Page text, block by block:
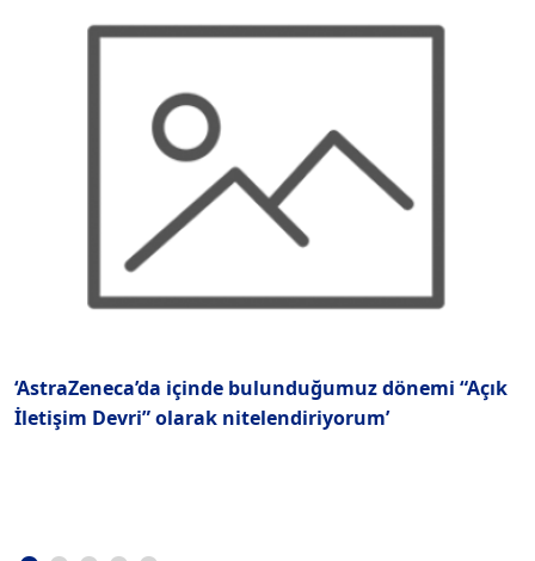
‘AstraZeneca’da içinde bulunduğumuz dönemi “Açık
İletişim Devri” olarak nitelendiriyorum’